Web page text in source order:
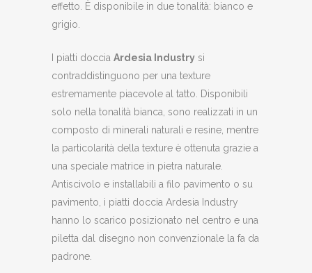
effetto. È disponibile in due tonalità: bianco e
grigio.
I piatti doccia Ardesia Industry si
contraddistinguono per una texture
estremamente piacevole al tatto. Disponibili
solo nella tonalità bianca, sono realizzati in un
composto di minerali naturali e resine, mentre
la particolarità della texture è ottenuta grazie a
una speciale matrice in pietra naturale.
Antiscivolo e installabili a filo pavimento o su
pavimento, i piatti doccia Ardesia Industry
hanno lo scarico posizionato nel centro e una
piletta dal disegno non convenzionale la fa da
padrone.